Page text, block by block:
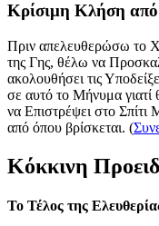
Κρίσιμη Κλήση
Πριν απελευθερώσω το
της Γης, θέλω να
ακολουθήσει τις
σε αυτό το Μήνυμα
να Επιστρέψει στο
από όπου βρίσκεται. (
Κόκκινη
Το Τέλος της